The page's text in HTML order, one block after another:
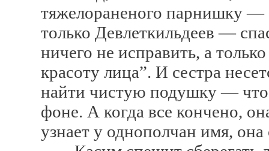
тяжелораненого парнишку —
только Девлеткильдеев —
ничего не исправить, а
красоту лица”. И сестра
найти чистую подушку —
фоне. А когда все кончено,
узнает у однополчан имя, она